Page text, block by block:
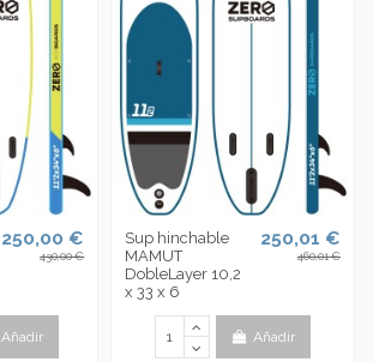
250,00 €
430,00 €
Añadir
Sup hinchable
MAMUT
DobleLayer 10,2
x 33 x 6
250,01 €
460,01 €
Añadir